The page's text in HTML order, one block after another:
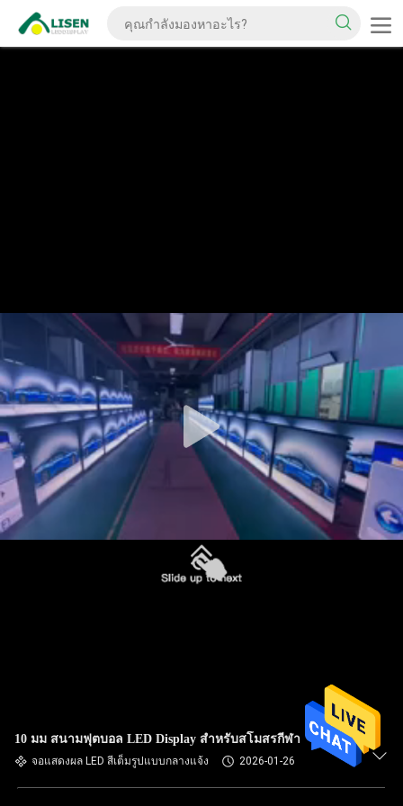
10 มม สนามฟุตบอล LED Display สําหรับสโมสรกีฬา
จอแสดงผล LED สีเต็มรูปแบบกลางแจ้ง 2026-01-26